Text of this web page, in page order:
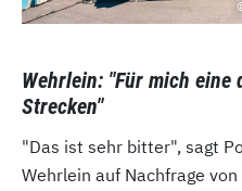
Wehrlein: "Für mich eine
Strecken"
"Das ist sehr bitter", sagt
Wehrlein auf Nachfrage von